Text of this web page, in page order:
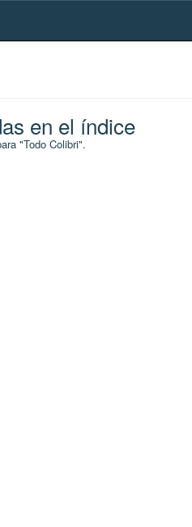
en el índice
"Todo Colibri".